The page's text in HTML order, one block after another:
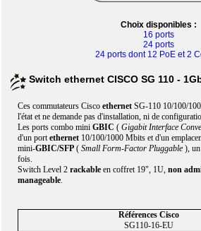
Choix disponibles :
16 ports
24 ports
24 ports dont 12 PoE et 2
Switch ethernet CISCO SG 110 -
Ces commutateurs CiscoethernetSG-110 10/100/
l'état et ne demande pas d'installation, ni de
Les ports combo miniGBIC(Gigabit Interface
d'un portethernet 10/100/1000 Mbits et d'un
mini-GBIC/SFP (Small Form-Factor Pluggable ),
fois.
Switch Level 2rackableen coffret 19", 1U,non
manageable.
SG110-16-EU